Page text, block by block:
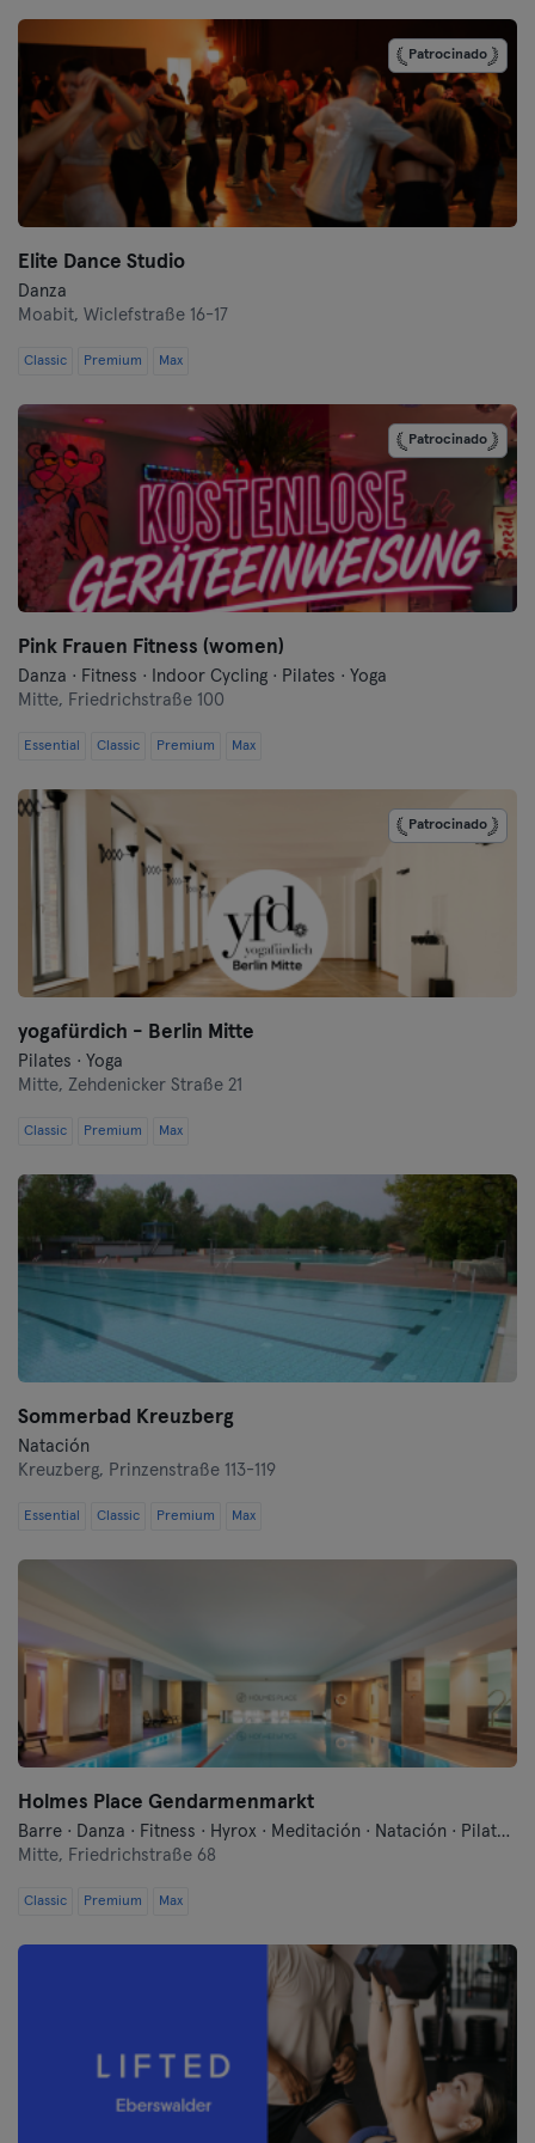
Patrocinado
Elite Dance Studio
Danza
Moabit, Wiclefstraße 16-17
Classic Premium Max
Patrocinado
Pink Frauen Fitness (women)
Danza · Fitness · Indoor Cycling · Pilates · Yoga
Mitte, Friedrichstraße 100
Essential Classic Premium Max
Patrocinado
yogafürdich - Berlin Mitte
Pilates · Yoga
Mitte, Zehdenicker Straße 21
Classic Premium Max
Sommerbad Kreuzberg
Natación
Kreuzberg, Prinzenstraße 113-119
Essential Classic Premium Max
Holmes Place Gendarmenmarkt
Barre · Danza · Fitness · Hyrox · Meditación · Natación · Pilates · Qi Gong y Tai Chi · Sauna · Yoga
Mitte, Friedrichstraße 68
Classic Premium Max
Darmstadt
Dortmund
Dresde
Duisburgo
Dusseldorf
Flensburgo
Frankfurt
Frankfurt an der Oder
Freiburg
Fulda
Hamburgo
Hanau
Hannover
Ingolstadt
Karlsruhe
Kassel
Colonia
Leipzig
Lubeck
Magdeburg
Maguncia
Mannheim
Münster